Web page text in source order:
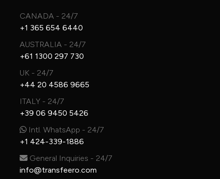
CANADA - 24/7
+1 365 654 6440
AUSTRALIA - 24/7
+61 1300 297 730
UK - 24/7
+44 20 4586 9665
ITALY - 24/7
+39 06 9450 5426
Intl. WhatsApp - 24/7
+1 424-339-1886
General Inquiries - 24/7
info@transfeero.com